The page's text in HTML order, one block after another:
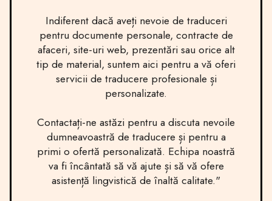
Indiferent dacă aveți nevoie de traduceri
pentru documente personale, contracte de
afaceri, site-uri web, prezentări sau orice alt
tip de material, suntem aici pentru a vă oferi
servicii de traducere profesionale și
personalizate.
Contactați-ne astăzi pentru a discuta nevoile
dumneavoastră de traducere și pentru a
primi o ofertă personalizată. Echipa noastră
va fi încântată să vă ajute și să vă ofere
asistență lingvistică de înaltă calitate."